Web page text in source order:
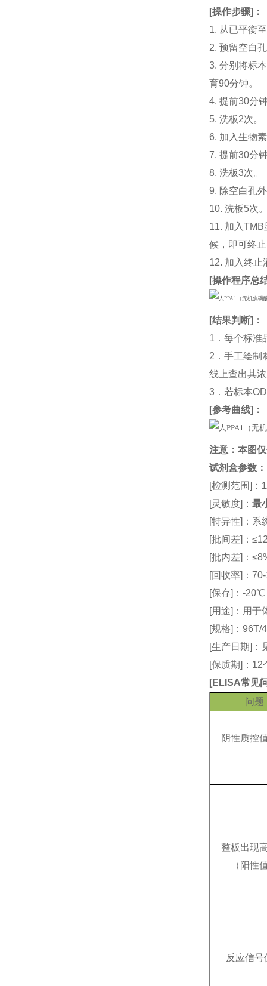
[操作步骤] ：
1. 从已平衡
2. 预留空白
3. 分别将标
育90分钟。
4. 提前30分
5. 洗板2次。
6. 加入生物
7. 提前30分
8. 洗板3次。
9. 除空白孔
10. 洗板5次
11. 加入
候，即可终
12. 加入终止
[操作程序总
[结果判断]：
1．每个标准
2．手工绘制
线上查出其
3．若标本
[参考曲线]：
注意：本图
试剂盒参数 ：
[检测范围]：
[灵敏度]：最
[特异性]：系
[批间差]：
[批内差]：
[回收率]：
[保存]：-
[用途]：用于
[规格]：96T/
[生产日期]：
[保质期]：
[ELISA常见
问题
阴性质控
整板出现
（阳性
反应信号